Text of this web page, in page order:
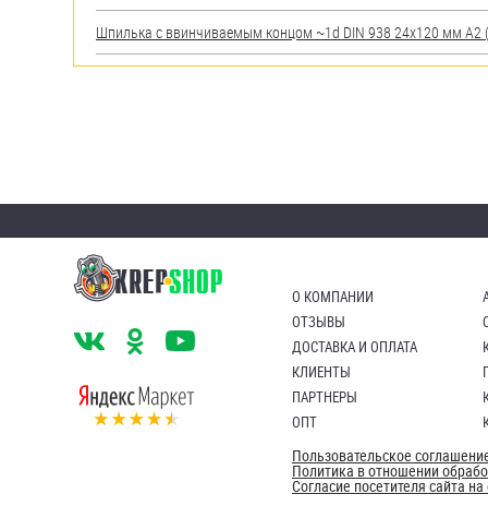
Шпилька c ввинчиваемым концом ~1d DIN 938 24х120 мм А2
О КОМПАНИИ
ОТЗЫВЫ
ДОСТАВКА И ОПЛАТА
КЛИЕНТЫ
ПАРТНЕРЫ
ОПТ
Пользовательское
Политика в отношении
Согласие посетителя сайта